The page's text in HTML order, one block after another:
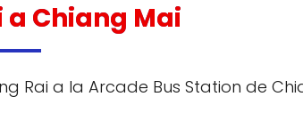
a Chiang Mai
Rai a la Arcade Bus Station de